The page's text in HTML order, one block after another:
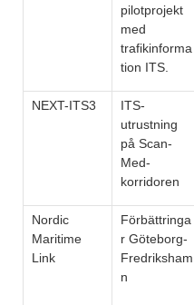
pilotprojekt
med
trafikinforma
tion ITS.
NEXT-ITS3
ITS-
utrustning
på Scan-
Med-
korridoren
Nordic
Maritime
Link
Förbättringa
r Göteborg-
Fredriksham
n